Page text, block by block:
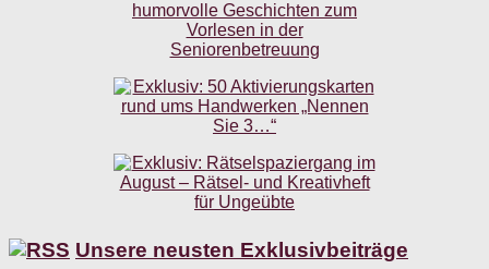
Unsere neusten Exklusivbeiträge